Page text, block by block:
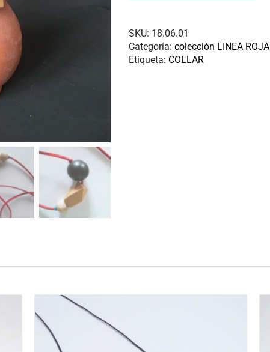
SKU: 18.06.01
Categoría: colección LINEA ROJA
Etiqueta: COLLAR